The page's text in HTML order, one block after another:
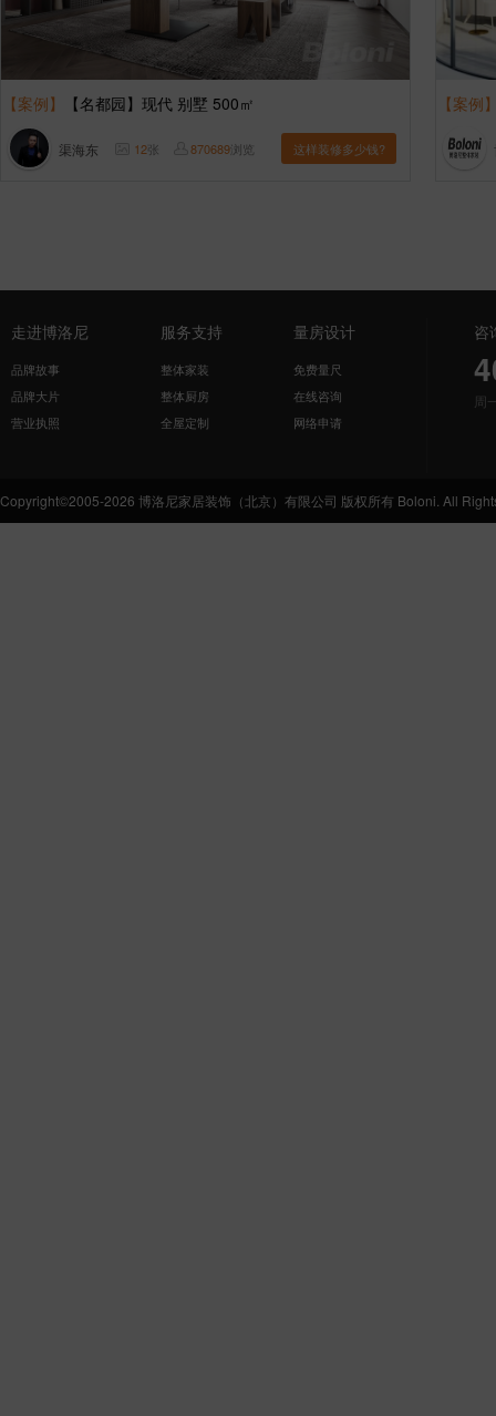
【案例】 【名都园】现代 别墅 500㎡
渠海东 12张 870689浏览 这样装修多少钱?
【案例
走进博洛尼
品牌故事
品牌大片
营业执照
服务支持
整体家装
整体厨房
全屋定制
量房设计
免费量尺
在线咨询
网络申请
咨
周
Copyright©2005-2026 博洛尼家居装饰（北京）有限公司 版权所有 Boloni. All